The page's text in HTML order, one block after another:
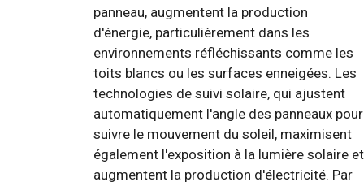
panneau, augmentent la production
d'énergie, particulièrement dans les
environnements réfléchissants comme les
toits blancs ou les surfaces enneigées. Les
technologies de suivi solaire, qui ajustent
automatiquement l'angle des panneaux pour
suivre le mouvement du soleil, maximisent
également l'exposition à la lumière solaire et
augmentent la production d'électricité. Par